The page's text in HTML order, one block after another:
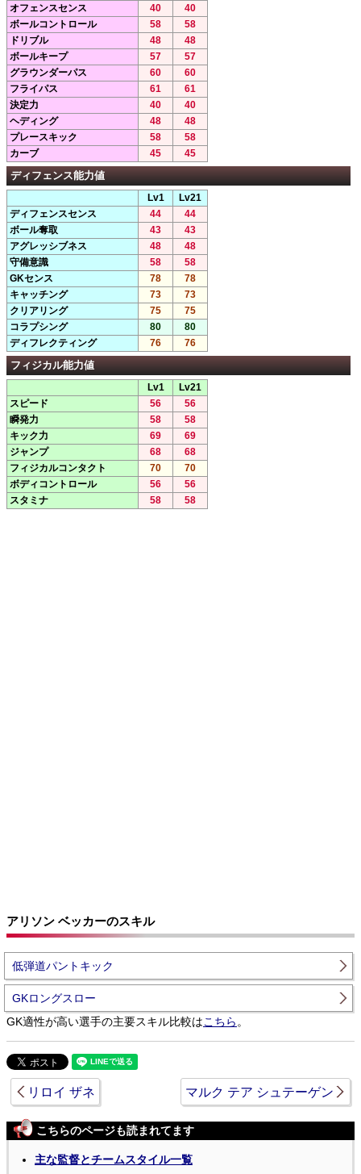
オフェンスセンス 40
40
ボールコントロール
58
58
ドリブル
48
48
ボールキープ
57
57
グラウンダーパス
60
60
フライパス
61
61
決定力
40
40
ヘディング
48
48
プレースキック
58
58
カーブ
45 45
ディフェンス能力値
Lv1
Lv21
ディフェンスセンス
44
44
ボール奪取
43
43
アグレッシブネス
48
48
守備意識
58
58
GKセンス
78
78
キャッチング
73
73
クリアリング
75
75
コラプシング
80
80
ディフレクティング
76 76
フィジカル能力値
Lv1
Lv21
スピード
56
56
瞬発力
58
58
キック力
69
69
ジャンプ
68
68
フィジカルコンタクト
70
70
ボディコントロール
56
56
スタミナ
58 58
アリソン ベッカーのスキル
低弾道パントキック
GKロングスロー
GK適性が高い選手の主要スキル比較はこちら 。
リロイ ザネ マルク テア シュテーゲン
こちらのページも読まれてます
主な監督とチームスタイル一覧